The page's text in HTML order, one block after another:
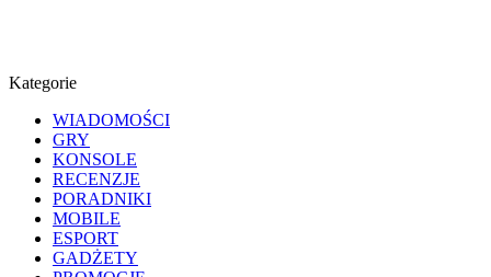
Kategorie
WIADOMOŚCI
GRY
KONSOLE
RECENZJE
PORADNIKI
MOBILE
ESPORT
GADŻETY